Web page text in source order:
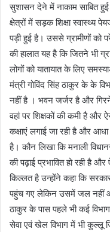
सुशासन देने में नाकाम साबित
क्षेत्रों में सड़क शिक्षा स्वास्थ्य
पड़ी हुई है। उससे ग्रामीणों को
की हालात यह है कि जितने भी
लोगों को यातायात के लिए
मंत्री गोविंद सिंह ठाकुर के के
नहीं है । भवन जर्जर है और
वहां पर शिक्षकों की कमी है
कक्षाएं लगाई जा रही है और
है। कौन लिखा कि मनाली
की पढ़ाई प्रभावित हो रही है
किल्लत है उन्होंने कहा कि
पहुंच गए लेकिन उसमें जल नहीं आ
ठाकुर के पास पहले भी कई
सेवा एवं खेल विभाग में भी कुल्लू